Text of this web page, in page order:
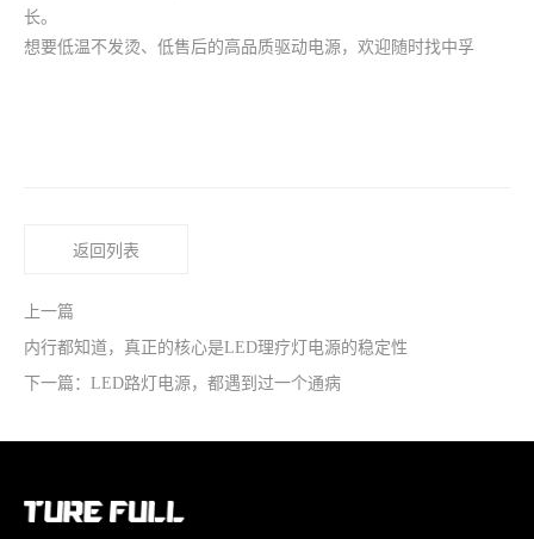
长。
想要低温不发烫、低售后的高品质驱动电源，欢迎随时找中孚
上一篇
内行都知道，真正的核心是LED理疗灯电源的稳定性
下一篇：LED路灯电源，都遇到过一个通病
返回列表